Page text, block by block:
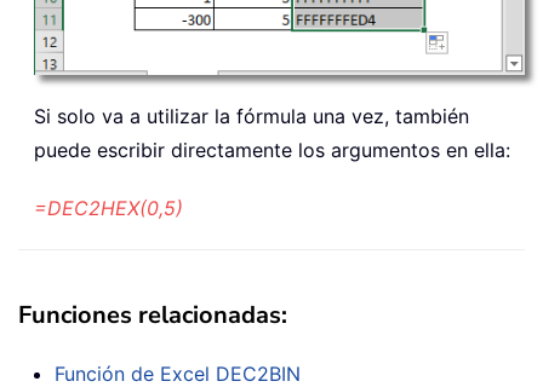
Si solo va a utilizar la fórmula una vez, también
puede escribir directamente los argumentos en ella:
=DEC2HEX(0,5)
Funciones relacionadas:
Función de Excel DEC2BIN